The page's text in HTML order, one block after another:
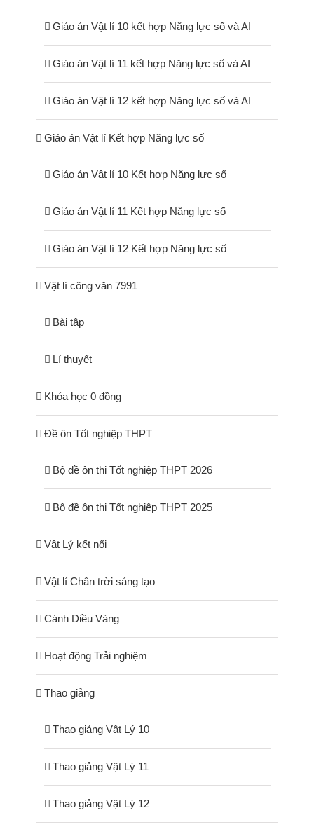
Giáo án Vật lí 10 kết hợp Năng lực số và AI
Giáo án Vật lí 11 kết hợp Năng lực số và AI
Giáo án Vật lí 12 kết hợp Năng lực số và AI
Giáo án Vật lí Kết hợp Năng lực số
Giáo án Vật lí 10 Kết hợp Năng lực số
Giáo án Vật lí 11 Kết hợp Năng lực số
Giáo án Vật lí 12 Kết hợp Năng lực số
Vật lí công văn 7991
Bài tập
Lí thuyết
Khóa học 0 đồng
Đề ôn Tốt nghiệp THPT
Bộ đề ôn thi Tốt nghiệp THPT 2026
Bộ đề ôn thi Tốt nghiệp THPT 2025
Vật Lý kết nối
Vật lí Chân trời sáng tạo
Cánh Diều Vàng
Hoạt động Trải nghiệm
Thao giảng
Thao giảng Vật Lý 10
Thao giảng Vật Lý 11
Thao giảng Vật Lý 12